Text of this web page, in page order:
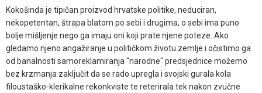
Kokošinda je tipičan proizvod hrvatske politike, neduciran,
nekopetentan, štrapa blatom po sebi i drugima, o sebi ima puno
bolje mišljenje nego ga imaju oni koji prate njene poteze. Ako
gledamo njeno angažiranje u političkom životu zemlje i očistimo ga
od banalnosti samoreklamiranja "narodne" predsjednice možemo
bez krzmanja zaključit da se rado upregla i svojski gurala kola
filoustaško-klerikalne rekonkviste te reterirala tek nakon zvučne